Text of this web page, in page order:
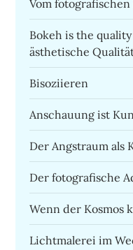
Vom
Bokeh is the
ästhetische
Bisoziieren
Anschauung ist
Der Angstraum als
Der fotografische
Wenn der Kosmos
Lichtmalerei im